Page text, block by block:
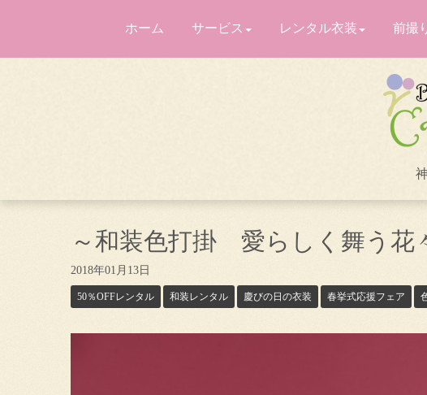
ホーム サービス レンタル衣装 前撮
～和装色打掛 愛らしく舞う花
2018年01月13日
50％OFFレンタル 和装レンタル 慶びの日の衣装 春挙式応援フェア